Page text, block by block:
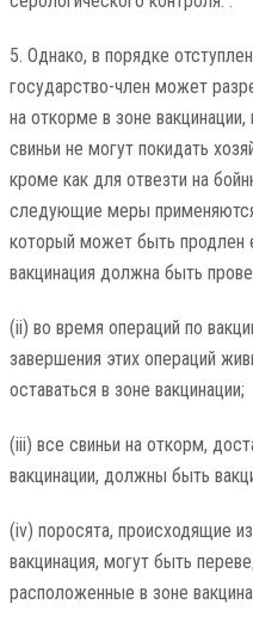
5. Однако, в порядке
государство-член может
на откорме в зоне
свиньи не могут покидать
кроме как для отвезти на
следующие меры
который может быть
вакцинация должна быть
(ii) во время операций по
завершения этих операций
оставаться в зоне вакцинации;
(iii) все свиньи на откорм,
вакцинации, должны быть
(iv) поросята, происходящие
вакцинация, могут быть
расположенные в зоне